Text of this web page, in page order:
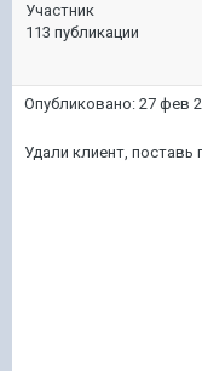
Участник
113 публикации
Опубликовано: 27 фев
Удали клиент, поставь